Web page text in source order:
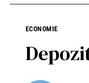
ECONOMIE